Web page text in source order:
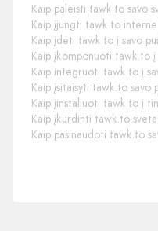
Kaip paleisti tawk.to savo
Kaip įjungti tawk.to
Kaip įdėti tawk.to į savo
Kaip įkomponuoti tawk.to
Kaip integruoti tawk.to į
Kaip įsitaisyti tawk.to savo
Kaip įinstaliuoti tawk.to į
Kaip įkurdinti tawk.to
Kaip pasinaudoti tawk.to